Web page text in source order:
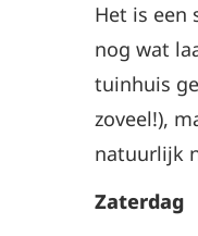
Het is een
nog wat
tuinhuis
zoveel!),
natuurlijk
Zaterdag